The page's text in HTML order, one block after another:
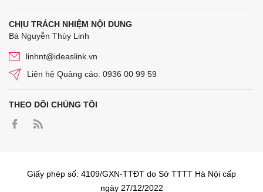
CHỊU TRÁCH NHIỆM NỘI DUNG
Bà Nguyễn Thùy Linh
linhnt@ideaslink.vn
Liên hệ Quảng cáo: 0936 00 99 59
THEO DÕI CHÚNG TÔI
Giấy phép số: 4109/GXN-TTĐT do Sở TTTT Hà Nội cấp
ngày 27/12/2022